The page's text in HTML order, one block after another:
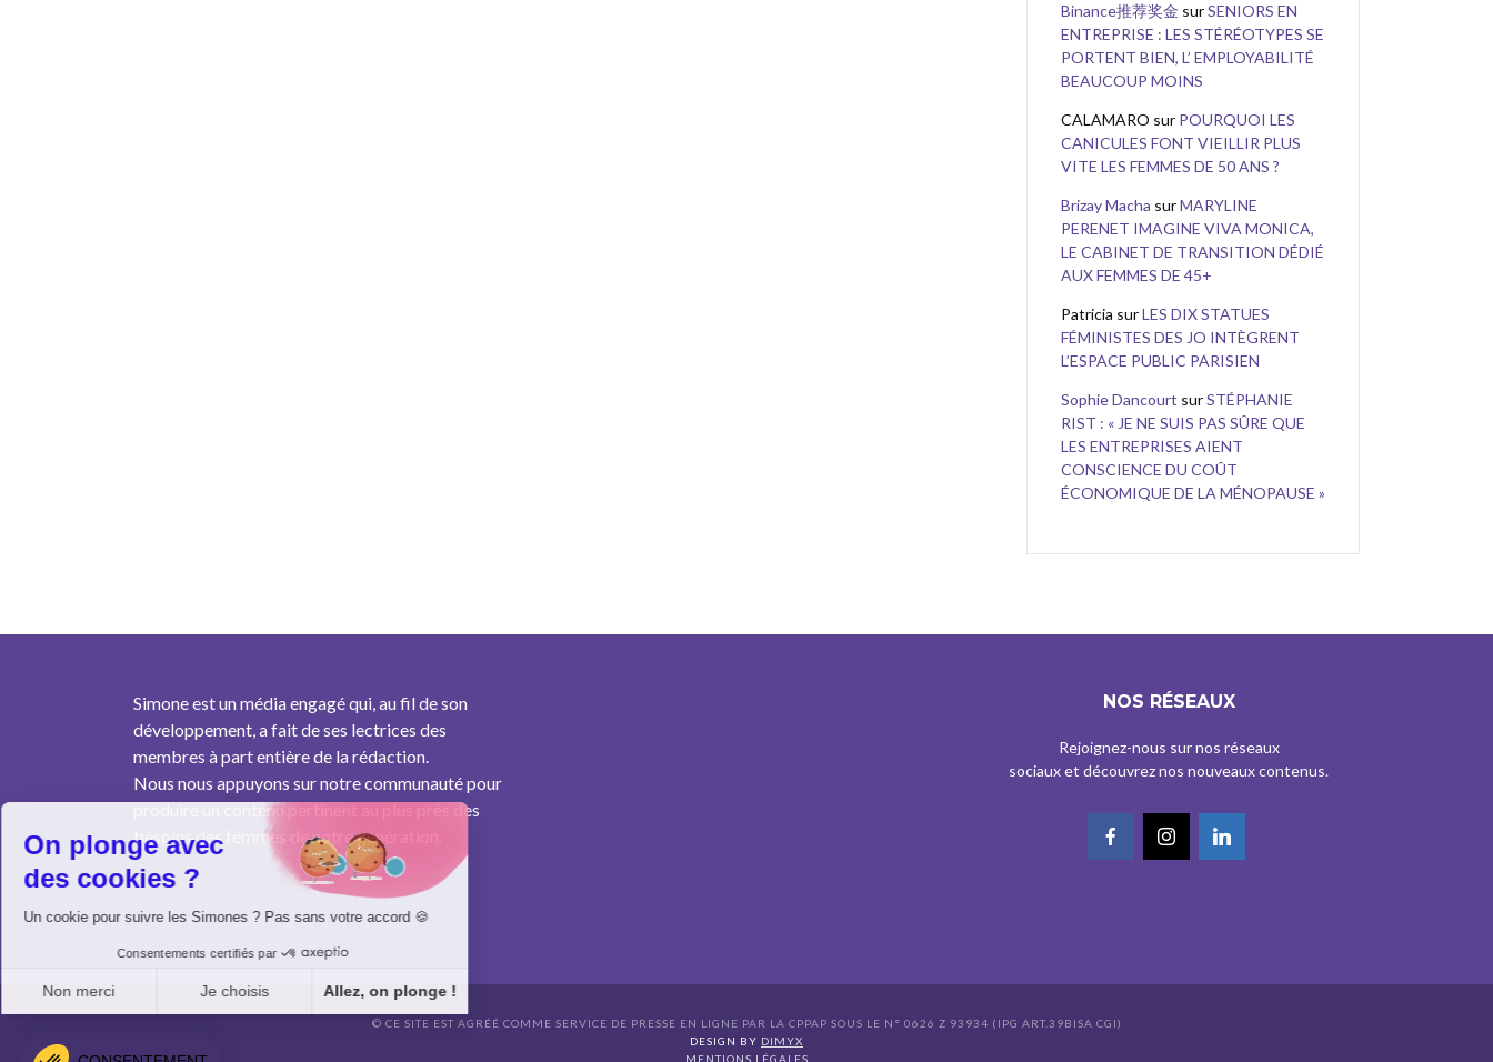
Binance推荐奖金 surSENIORS EN
ENTREPRISE : LES STÉRÉOTYPES SE
PORTENT BIEN, L’ EMPLOYABILITÉ
BEAUCOUP MOINS
CALAMARO sur POURQUOI LES
CANICULES FONT VIEILLIR PLUS
VITE LES FEMMES DE 50 ANS ?
Brizay Macha surMARYLINE
PERENET IMAGINE VIVA MONICA,
LE CABINET DE TRANSITION DÉDIÉ
AUX FEMMES DE 45+
Patricia surLES DIX STATUES
FÉMINISTES DES JO INTÈGRENT
L’ESPACE PUBLIC PARISIEN
Sophie Dancourt surSTÉPHANIE
RIST : « JE NE SUIS PAS SÛRE QUE
LES ENTREPRISES AIENT
CONSCIENCE DU COÛT
ÉCONOMIQUE DE LA MÉNOPAUSE »
Simone est un média engagé qui, au fil de son
développement, a fait de ses lectrices des
membres à part entière de la rédaction.
Nous nous appuyons sur notre communauté pour
produire un contenu pertinent au plus près des
besoins des femmes de notre génération.
NOS RÉSEAUX
Rejoignez-nous sur nos réseaux
sociaux et découvrez nos nouveaux contenus.
© CE SITE EST AGRÉÉ COMME SERVICE DE PRESSE EN LIGNE PAR LA CPPAP SOUS LE N° 0626 Z 93934 (IPG ART.39BISA CGI)
DESIGN BY DIMYX
MENTIONS LÉGALES
On plonge avec
des cookies ?
Un cookie pour suivre les Simones ? Pas sans votre accord 🍪
Consentements certifiés par
Non merci Je choisis Allez, on plonge !
Plateforme de Gestion du Consentement : Personnalisez vos Options